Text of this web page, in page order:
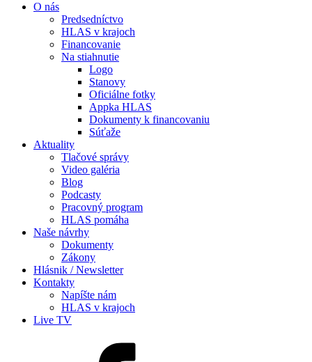
O nás
Predsedníctvo
HLAS v krajoch
Financovanie
Na stiahnutie
Logo
Stanovy
Oficiálne fotky
Appka HLAS
Dokumenty k financovaniu
Súťaže
Aktuality
Tlačové správy
Video galéria
Blog
Podcasty
Pracovný program
HLAS pomáha
Naše návrhy
Dokumenty
Zákony
Hlásnik / Newsletter
Kontakty
Napíšte nám
HLAS v krajoch
Live TV